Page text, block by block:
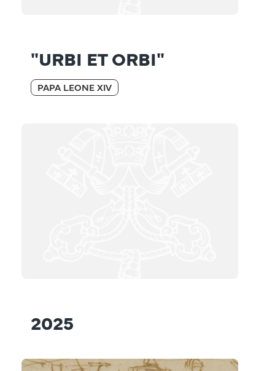
"URBI ET ORBI"
PAPA LEONE XIV
2025